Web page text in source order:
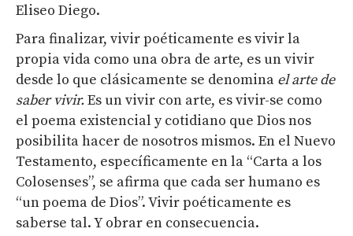
Eliseo Diego.
Para finalizar, vivir poéticamente es vivir la
propia vida como una obra de arte, es un vivir
desde lo que clásicamente se denomina el arte de
saber vivir.Es un vivir con arte, es vivir-se como
el poema existencial y cotidiano que Dios nos
posibilita hacer de nosotros mismos. En el Nuevo
Testamento, específicamente en la “Carta a los
Colosenses”, se afirma que cada ser humano es
“un poema de Dios”. Vivir poéticamente es
saberse tal. Y obrar en consecuencia.